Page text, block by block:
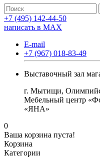
+7 (495) 142-44-50
написать в МАХ
E-mail
+7 (967) 018-83-49
Выставочный зал
г. Мытищи,
Мебельный центр
«ЯНА»
0
Ваша корзина пуста!
Корзина
Категории